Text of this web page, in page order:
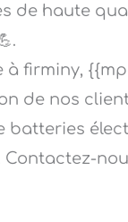
de haute
firminy,
de nos